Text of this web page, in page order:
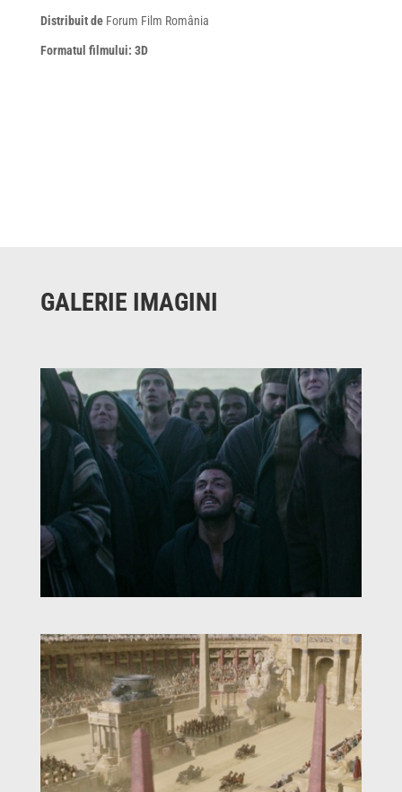
Distribuit deForum Film România
Formatul filmului: 3D
GALERIE IMAGINI